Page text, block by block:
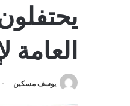
العامة
يوسف مسكين